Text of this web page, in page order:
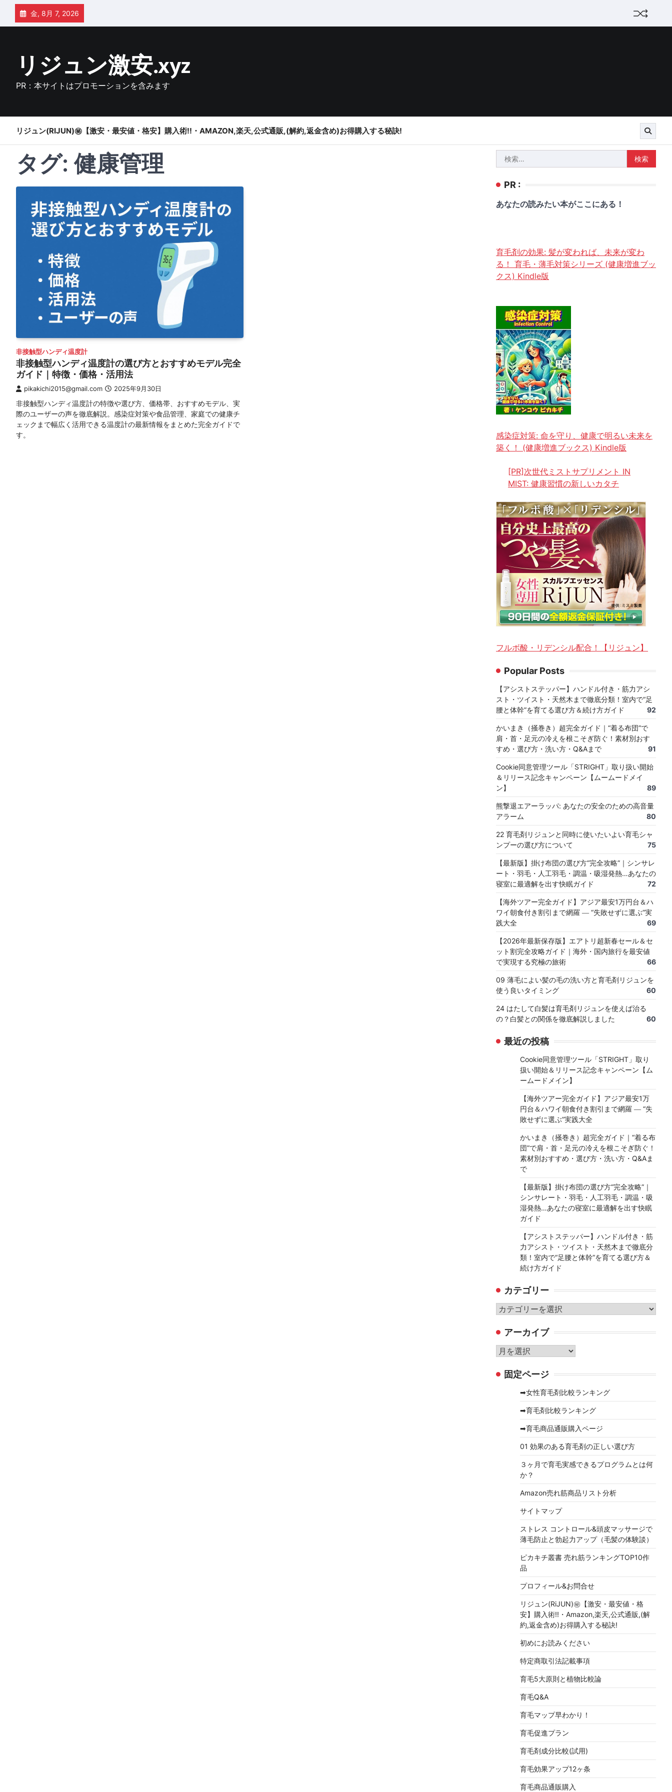
Skip
content
金, 8月 7, 2026
リジュン激安.xyz
PR：本サイトはプロモーションを含みます
リジュン(RIJUN)㊙【激安・最安値・格安】購入術!!・AMAZON,楽天,公式通販,(解約,返金含め)お得購入する秘訣!
タグ:健康管理
非接触型ハンディ温度計
非接触型ハンディ温度計の選び方とおすすめモデル完全
ガイド｜特徴・価格・活用法
pikakichi2015@gmail.com 2025年9月30日
非接触型ハンディ温度計の特徴や選び方、価格帯、おすすめモデル、実
際のユーザーの声を徹底解説。感染症対策や食品管理、家庭での健康チ
ェックまで幅広く活用できる温度計の最新情報をまとめた完全ガイドで
す。
索:
PR :
あなたの読みたい本がここにある！
育毛剤の効果: 髪が変われば、未来が変わ
る！ 育毛・薄毛対策シリーズ (健康増進ブッ
クス) Kindle版
感染症対策: 命を守り、健康で明るい未来を
築く！ (健康増進ブックス) Kindle版
[PR]次世代ミストサプリメント IN
MIST: 健康習慣の新しいカタチ
フルボ酸・リデンシル配合！【リジュン】
Popular Posts
【アシストステッパー】ハンドル付き・筋力アシ
スト・ツイスト・天然木まで徹底分類！室内で“足
腰と体幹”を育てる選び方＆続け方ガイド
92
かいまき（掻巻き）超完全ガイド｜“着る布団”で
肩・首・足元の冷えを根こそぎ防ぐ！素材別おす
すめ・選び方・洗い方・Q&Aまで
91
Cookie同意管理ツール「STRIGHT」取り扱い開始
＆リリース記念キャンペーン【ムームードメイ
ン】
89
熊撃退エアーラッパ: あなたの安全のための高音量
アラーム
80
22 育毛剤リジュンと同時に使いたいよい育毛シャ
ンプーの選び方について
75
【最新版】掛け布団の選び方“完全攻略”｜シンサレ
ート・羽毛・人工羽毛・調温・吸湿発熱…あなたの
寝室に最適解を出す快眠ガイド
72
【海外ツアー完全ガイド】アジア最安1万円台＆ハ
ワイ朝食付き割引まで網羅 ― “失敗せずに選ぶ”実
践大全
69
【2026年最新保存版】エアトリ超新春セール＆セ
ット割完全攻略ガイド｜海外・国内旅行を最安値
で実現する究極の旅術
66
09 薄毛によい髪の毛の洗い方と育毛剤リジュンを
使う良いタイミング
60
24 はたして白髪は育毛剤リジュンを使えば治る
の？白髪との関係を徹底解説しました
60
最近の投稿
Cookie同意管理ツール「STRIGHT」取り
扱い開始＆リリース記念キャンペーン【ム
ームードメイン】
【海外ツアー完全ガイド】アジア最安1万
円台＆ハワイ朝食付き割引まで網羅 ― “失
敗せずに選ぶ”実践大全
かいまき（掻巻き）超完全ガイド｜“着る布
団”で肩・首・足元の冷えを根こそぎ防ぐ！
素材別おすすめ・選び方・洗い方・Q&Aま
で
【最新版】掛け布団の選び方“完全攻略”｜
シンサレート・羽毛・人工羽毛・調温・吸
湿発熱…あなたの寝室に最適解を出す快眠
ガイド
【アシストステッパー】ハンドル付き・筋
力アシスト・ツイスト・天然木まで徹底分
類！室内で“足腰と体幹”を育てる選び方＆
続け方ガイド
カテゴリー
カ
ゴ
リ
ー
アーカイブ
ア
カ 固定ページ
➡女性育毛剤比較ランキング
➡育毛剤比較ランキング
➡育毛商品通販購入ページ
01 効果のある育毛剤の正しい選び方
３ヶ月で育毛実感できるプログラムとは何
か？
Amazon売れ筋商品リスト分析
サイトマップ
ストレス コントロール&頭皮マッサージで
薄毛防止と勃起力アップ（毛髪の体験談）
ピカキチ叢書 売れ筋ランキングTOP10作
品
プロフィール&お問合せ
リジュン(RiJUN)㊙【激安・最安値・格
安】購入術!!・Amazon,楽天,公式通販,(解
約,返金含め)お得購入する秘訣!
初めにお読みください
特定商取引法記載事項
育毛5大原則と植物比較論
育毛Q&A
育毛マップ早わかり！
育毛促進プラン
育毛剤成分比較(試用)
育毛効果アップ12ヶ条
育毛商品通販購入